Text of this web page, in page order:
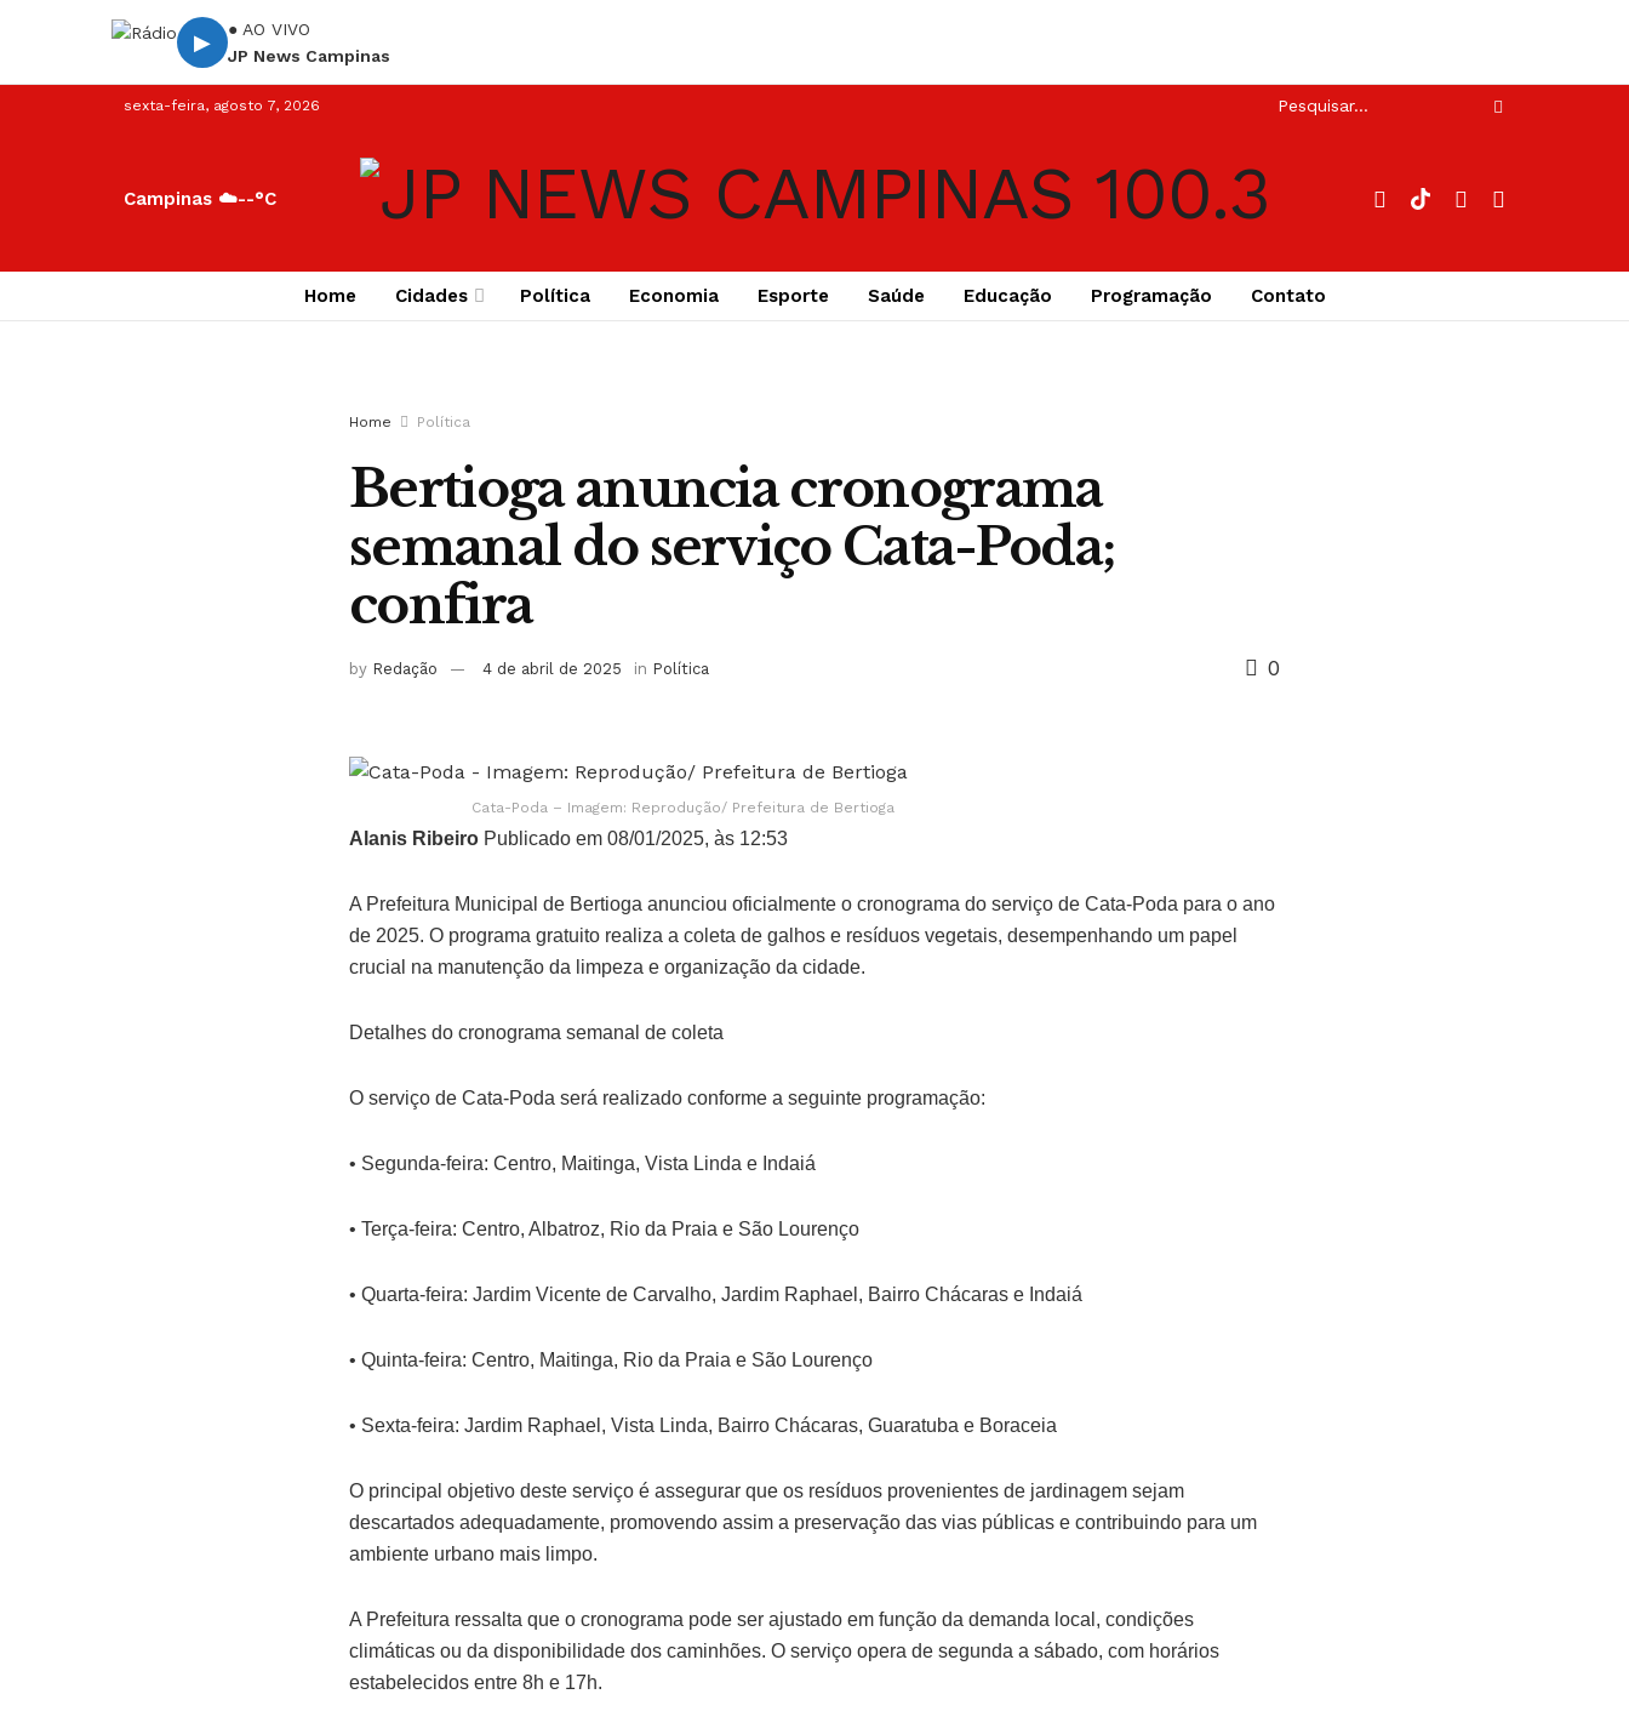
▶
● AO VIVO
JP News Campinas
sexta-feira, agosto 7, 2026
Campinas ☁️--°C
Home Cidades Política Economia Esporte Saúde Educação Programação Contato
Home Política
Bertioga anuncia cronograma
semanal do serviço Cata-Poda;
confira
by Redação 4 de abril de 2025 in Política 0
Cata-Poda – Imagem: Reprodução/ Prefeitura de Bertioga
Alanis Ribeiro Publicado em 08/01/2025, às 12:53
A Prefeitura Municipal de Bertioga anunciou oficialmente o cronograma do serviço de Cata-Poda para o ano
de 2025. O programa gratuito realiza a coleta de galhos e resíduos vegetais, desempenhando um papel
crucial na manutenção da limpeza e organização da cidade.
Detalhes do cronograma semanal de coleta
O serviço de Cata-Poda será realizado conforme a seguinte programação:
• Segunda-feira: Centro, Maitinga, Vista Linda e Indaiá
• Terça-feira: Centro, Albatroz, Rio da Praia e São Lourenço
• Quarta-feira: Jardim Vicente de Carvalho, Jardim Raphael, Bairro Chácaras e Indaiá
• Quinta-feira: Centro, Maitinga, Rio da Praia e São Lourenço
• Sexta-feira: Jardim Raphael, Vista Linda, Bairro Chácaras, Guaratuba e Boraceia
O principal objetivo deste serviço é assegurar que os resíduos provenientes de jardinagem sejam
descartados adequadamente, promovendo assim a preservação das vias públicas e contribuindo para um
ambiente urbano mais limpo.
A Prefeitura ressalta que o cronograma pode ser ajustado em função da demanda local, condições
climáticas ou da disponibilidade dos caminhões. O serviço opera de segunda a sábado, com horários
estabelecidos entre 8h e 17h.